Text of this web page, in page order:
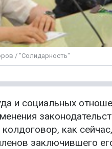
/ "Солидарность"
и социальных
как
заключившего